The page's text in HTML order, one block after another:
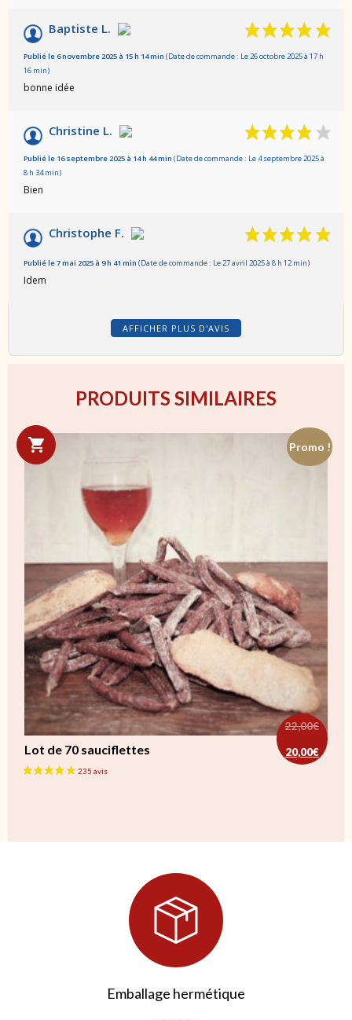
Baptiste L.
Publié le 6 novembre 2025 à 15 h 14 min (Date de commande : Le 26 octobre 2025 à 17 h
16 min)
bonne idée
Christine L.
Publié le 16 septembre 2025 à 14 h 44 min (Date de commande : Le 4 septembre 2025 à
8 h 34 min)
Bien
Christophe F.
Publié le 7 mai 2025 à 9 h 41 min (Date de commande : Le 27 avril 2025 à 8 h 12 min)
Idem
AFFICHER PLUS D'AVIS
PRODUITS SIMILAIRES
Promo !
Lot de 70 sauciflettes
22,00€
Le prix
20,00€
Le prix
Emballage hermétique